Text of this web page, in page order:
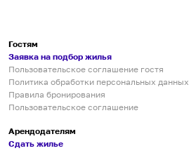
Гостям
Заявка на подбор жилья
Пользовательское соглашение гостя
Политика обработки персональных данных
Правила бронирования
Пользовательское соглашение
Арендодателям
Сдать жилье